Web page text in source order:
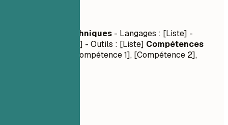
Compétences Techniques - Langages : [Liste] -
Frameworks : [Liste] - Outils : [Liste] Compétences
- [Compétence 1], [Compétence 2],